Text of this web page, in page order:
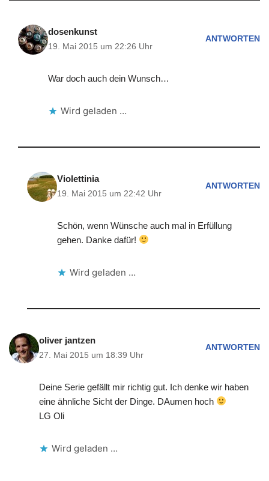
dosenkunst
19. Mai 2015 um 22:26 Uhr
ANTWORTEN
War doch auch dein Wunsch…
Wird geladen …
Violettinia
19. Mai 2015 um 22:42 Uhr
ANTWORTEN
Schön, wenn Wünsche auch mal in Erfüllung
gehen. Danke dafür!
Wird geladen …
oliver jantzen
27. Mai 2015 um 18:39 Uhr
ANTWORTEN
Deine Serie gefällt mir richtig gut. Ich denke wir haben
eine ähnliche Sicht der Dinge. DAumen hoch
LG Oli
Wird geladen …